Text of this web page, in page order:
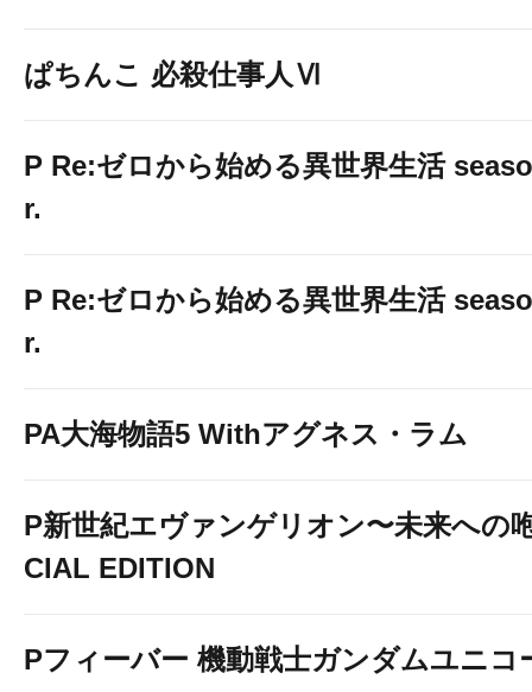
ぱちんこ 必殺仕事人Ⅵ
P Re:ゼロから始める異世界生活
r.
P Re:ゼロから始める異世界生活
r.
PA大海物語5 Withアグネス・ラム
P新世紀エヴァンゲリオン〜未来への
CIAL EDITION
Pフィーバー 機動戦士ガンダムユニコ